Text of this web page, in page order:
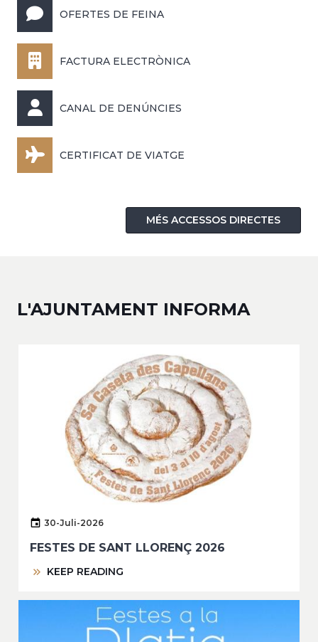
OFERTES DE FEINA
FACTURA ELECTRÒNICA
CANAL DE DENÚNCIES
CERTIFICAT DE VIATGE
MÉS ACCESSOS DIRECTES
L'AJUNTAMENT INFORMA
30-Juli-2026
FESTES DE SANT LLORENÇ 2026
KEEP READING